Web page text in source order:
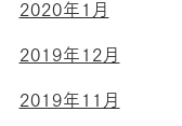
2020年1月
2019年12月
2019年11月